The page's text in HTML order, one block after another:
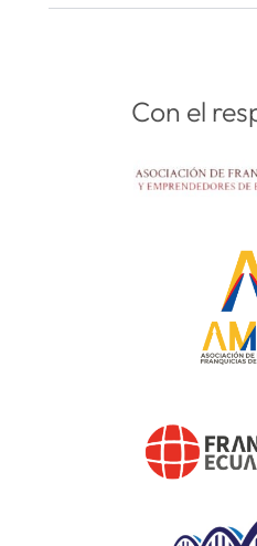
Con el